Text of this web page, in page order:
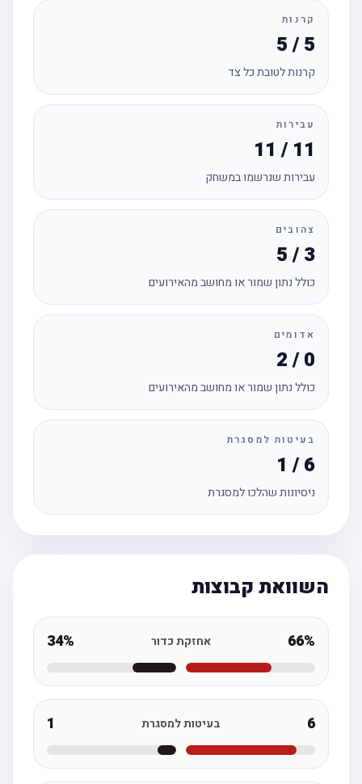
קרנות
5 / 5
קרנות לטובת כל צד
עבירות
11 / 11
עבירות שנרשמו במשחק
צהובים
5 / 3
כולל נתון שמור או מחושב מהאירועים
אדומים
2 / 0
כולל נתון שמור או מחושב מהאירועים
בעיטות למסגרת
1 / 6
ניסיונות שהלכו למסגרת
השוואת קבוצות
66% אחזקת כדור 34%
בעיטות למסגרת